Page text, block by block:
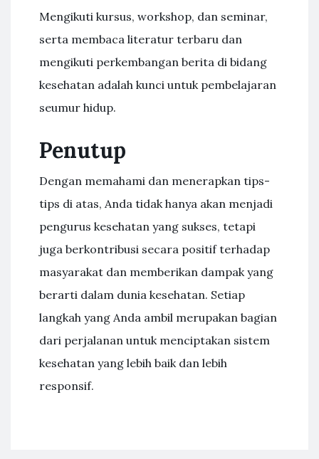
Mengikuti kursus, workshop, dan seminar,
serta membaca literatur terbaru dan
mengikuti perkembangan berita di bidang
kesehatan adalah kunci untuk pembelajaran
seumur hidup.
Penutup
Dengan memahami dan menerapkan tips-
tips di atas, Anda tidak hanya akan menjadi
pengurus kesehatan yang sukses, tetapi
juga berkontribusi secara positif terhadap
masyarakat dan memberikan dampak yang
berarti dalam dunia kesehatan. Setiap
langkah yang Anda ambil merupakan bagian
dari perjalanan untuk menciptakan sistem
kesehatan yang lebih baik dan lebih
responsif.